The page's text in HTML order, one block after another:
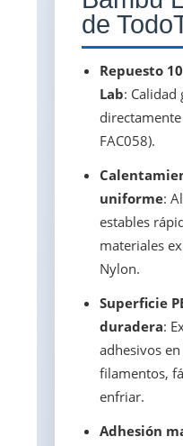
de
Repuesto
Lab: Calidad
FAC058).
uniforme:
estables
materiales
Nylon.
Superficie
duradera:
adhesivos
filamentos,
enfriar.
Adhesión